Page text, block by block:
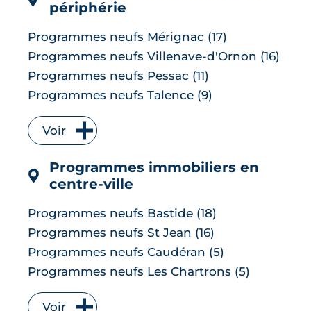
périphérie
Programmes neufs Mérignac (17)
Programmes neufs Villenave-d'Ornon (16)
Programmes neufs Pessac (11)
Programmes neufs Talence (9)
Programmes neufs Bruges (7)
Programmes neufs Floirac (7)
Programmes neufs Cenon (6)
Programmes neufs Lormont (6)
Programmes neufs Le Taillan-Médoc (6)
Programmes neufs Carbon-Blanc (5)
Programmes neufs Parempuyre (5)
Programmes neufs Artigues-près-
Programmes neufs Bègles (4)
Voir
Programmes immobiliers en
centre-ville
Programmes neufs Bastide (18)
Programmes neufs St Jean (16)
Programmes neufs Caudéran (5)
Programmes neufs Les Chartrons (5)
Programmes neufs Lac (5)
Voir